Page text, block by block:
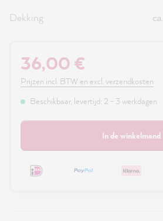
Dekking
ca.
36,00 €
Prijzen incl. BTW en excl. verzendkosten
Beschikbaar, levertijd: 2 - 3 werkdagen
In de winkelmand